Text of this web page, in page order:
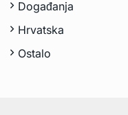
Događanja
Hrvatska
Ostalo